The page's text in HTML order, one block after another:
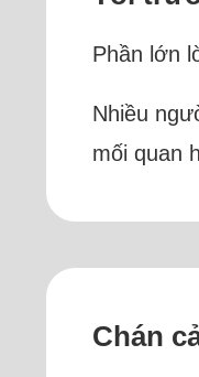
Phần lớn
Nhiều
mối quan
Chán